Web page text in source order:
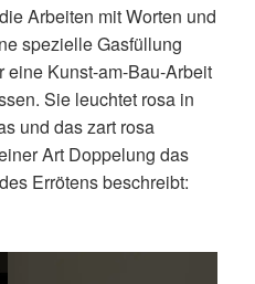
Arbeiten mit Worten und
spezielle Gasfüllung
eine Kunst-am-Bau-Arbeit
Sie leuchtet rosa in
und das zart rosa
Art Doppelung das
Errötens beschreibt: